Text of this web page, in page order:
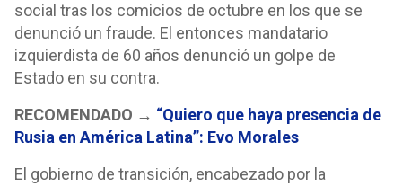
social tras los comicios de octubre en los que se
denunció un fraude. El entonces mandatario
izquierdista de 60 años denunció un golpe de
Estado en su contra.
RECOMENDADO → “Quiero que haya presencia de
Rusia en América Latina”: Evo Morales
El gobierno de transición, encabezado por la